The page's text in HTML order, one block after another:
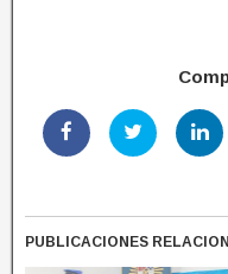
PUBLICACIONES